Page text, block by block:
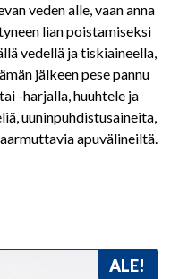
veden alle, vaan anna
lian poistamiseksi
vedellä ja tiskiaineella,
jälkeen pese pannu
-harjalla, huuhtele ja
uuninpuhdistusaineita,
apuvälineiltä.
ALE!